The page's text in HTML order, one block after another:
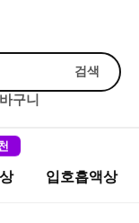
검색
구니
입호흡액상